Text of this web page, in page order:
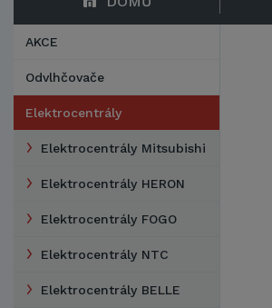
AKCE
Odvlhčovače
Elektrocentrály
Elektrocentrály Mitsubishi
Elektrocentrály HERON
Elektrocentrály FOGO
Elektrocentrály NTC
Elektrocentrály BELLE